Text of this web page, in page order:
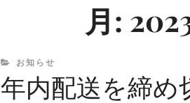
月:
CATEGORIES
お知らせ
年内配送を締め